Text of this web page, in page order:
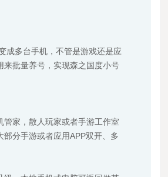
成多台手机，不管是游戏还是应
来批量养号，实现森之国度小号
家，散人玩家或者手游工作室
分手游或者应用APP双开、多